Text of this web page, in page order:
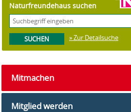
Naturfreundehaus suchen
» Zur Detailsuche
Mitmachen
Mitglied werden